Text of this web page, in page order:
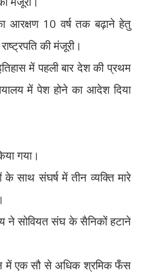
आरक्षण 10 वर्ष तक बढ़ाने हेतु
की मंजूरी।
में पहली बार देश की प्रथम
में पेश होने का आदेश दिया
गया।
के साथ संघर्ष में तीन व्यक्ति मारे
ने सोवियत संघ के सैनिकों हटाने
में एक सौ से अधिक श्रमिक फँस